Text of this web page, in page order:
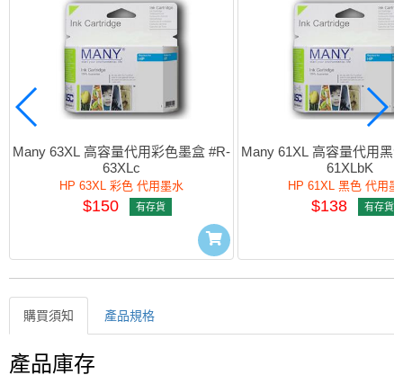
Many 63XL 高容量代用彩色墨盒 #R-
63XLc
HP 63XL 彩色 代用墨水
$150 有存貨
Many 61XL 高容量代用黑
61XLbK
HP 61XL 黑色 代用墨
$138 有存貨
購買須知 產品規格
購買須知
產品庫存